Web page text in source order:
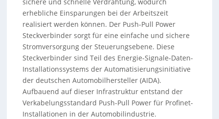
erhebliche Einsparungen bei der Arbeitszeit
realisiert werden können. Der Push-Pull Power
Steckverbinder sorgt für eine einfache und sichere
Stromversorgung der Steuerungsebene. Diese
Steckverbinder sind Teil des Energie-Signale-Daten-
Installationssystems der Automatisierungsinitiative
der deutschen Automobilhersteller (AIDA).
Aufbauend auf dieser Infrastruktur entstand der
Verkabelungsstandard Push-Pull Power für Profinet-
Installationen in der Automobilindustrie.